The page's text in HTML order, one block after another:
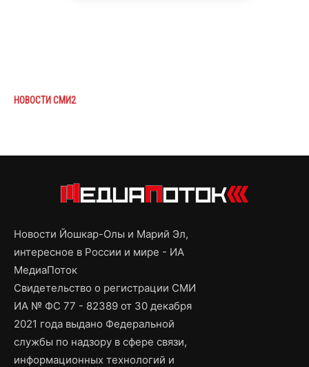
НОВОСТИ СМИ2
Новости Йошкар-Олы и Марий Эл,
интересное в России и мире - ИА
МедиаПоток
Свидетельство о регистрации СМИ
ИА № ФС 77 - 82389 от 30 декабря
2021 года выдано Федеральной
службы по надзору в сфере связи,
информационных технологий и